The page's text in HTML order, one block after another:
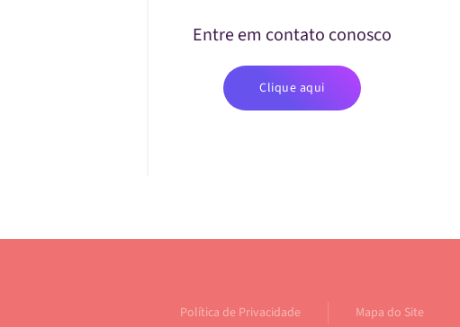
Entre em contato conosco
Clique aqui
Política de Privacidade Mapa do Site